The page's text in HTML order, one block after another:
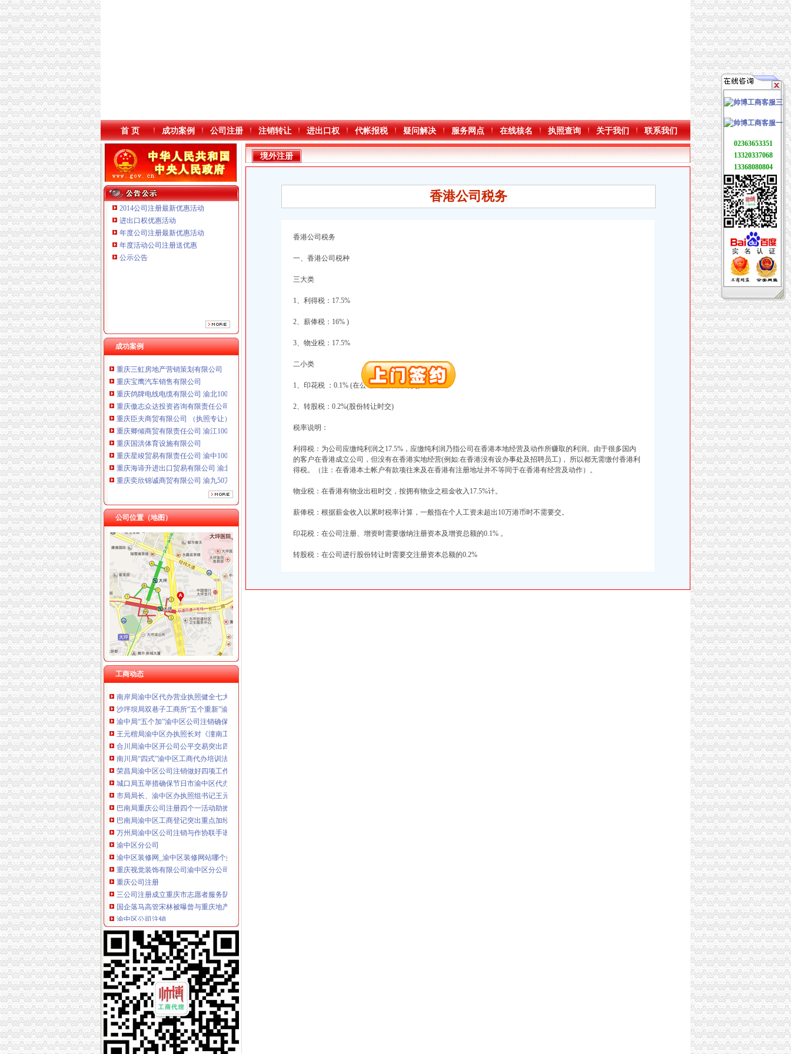
本站导航
首 页 成功案例 公司注册 注销转让 进出口权 代帐报税 疑问解决 服务网点 在线核名 执照查询 关于我们 联系我们
2014公司注册最新优惠活动
进出口权优惠活动
年度公司注册最新优惠活动
年度活动公司注册送优惠
公示公告
成功案例
重庆鸽牌电线电缆有限公司 渝北10010万 (进出口权)
重庆傲志众达投资咨询有限责任公司 渝九1000万 （增资）
重庆海谛升进出口贸易有限公司 渝北100万 （进出口权）
重庆奕欣锦诚商贸有限公司 渝九50万 （工商注册）
重庆信同广告有限公司 渝沙50万 （工商注册）
重庆三虹房地产营销策划有限公司
重庆宝鹰汽车销售有限公司
重庆鸽牌电线电缆有限公司 渝北10010万 (进出口权)
重庆傲志众达投资咨询有限责任公司 渝九1000万 （增资）
重庆臣夫商贸有限公司 （执照专让）
重庆卿倾商贸有限责任公司 渝江100万 （工商注册）
重庆国洪体育设施有限公司
重庆星竣贸易有限责任公司 渝中100万 （进出口权）
重庆海谛升进出口贸易有限公司 渝北100万 （进出口权）
重庆奕欣锦诚商贸有限公司 渝九50万 （工商注册）
重庆信同广告有限公司 渝沙50万 （工商注册）
重庆三虹房地产营销策划有限公司
重庆宝鹰汽车销售有限公司
公司位置（地图）
工商动态
工商动态
铜梁局五个到位贯彻落实市渝中区公司注册第三次代会精
彭水局渝中区开公司采取三项措施积应对突发事件
南岸局四公里所采取四项措施平抑市渝中区办执照场物价取得良好成效
秀山局渝中区代办营业执照六措施狠抓安全稳定工作确保代会胜利召开
高新园局渝中区工商代办采取五条措施认真落实就业和再就业优惠政策
市渝中区代办执照局副局长李明富一行到酉局宣布人事任免决定
梁平局“三进村”渝中区办执照服务人民群众
大足局重庆公司注册采取措施加快培育著名商标
南岸局渝中区代办营业执照健全七大执法监督工作机制
沙坪坝局双巷子工商所“五个重新”渝中区公司注销化农贸市场监管
渝中局“五个加”渝中区公司注销确保“五一”节食品安全
王元楷局渝中区办执照长对《潼南工商大力发展农村经纪人架起农民致富金桥》政务信息作出批示
合川局渝中区开公司公平交易突出四个方面化业务工作
南川局“四式”渝中区工商代办培训法提高培训效果
荣昌局渝中区公司注销做好四项工作造和谐工商
城口局五举措确保节日市渝中区代办执照场秩序
市局局长、渝中区办执照组书记王元楷对《重庆市企业联合征信系统数据分析报告》作出重要批示
巴南局重庆公司注册四个一活动助掀读书活动高潮
巴南局渝中区工商登记突出重点加经纪人工作
万州局渝中区公司注销与作协联手谱写《重庆红盾之歌》
渝中区分公司
渝中区装修网_渝中区装修网站哪个好_渝中区装修网有哪些
重庆视觉装饰有限公司渝中区分公司_工商信息_电话_地址_信用信息
重庆公司注册
三公司注册成立重庆市志愿者服务队
国企落马高管宋林被曝曾与重庆地产商注册公司|宋林
渝中区公司注销
广州学护理学（北校区）CFO求职图片_广州学护理学（
媒体称知名女艺人身陷重庆希尔顿涉案_汽车频道_中国山东网
渝中区开公司
渝中区江景幼儿园3层栋自带天井采光超好开适合公司买_重庆商
重庆拍档科技有限公司招聘播音员_重庆-渝中区实习招聘
渝中区办执照
商贩在旺内加入福尔马林两年卖700余吨|闲谈天地-虹桥门户网论坛
要开汽车维修店在重庆哪可以办营业执照,开修车店要些什么证件？-
渝中区代办工商执照
武清区工商注册_武清区代理工商注册_武清区代办营业执照
郑州注册公司|郑州中原区工商注册代理|郑州高新区营业执照代办|郑州
境外注册
香港公司税务
香港公司税务
一、香港公司税种
三大类
1、利得税：17.5%
2、薪俸税：16% )
3、物业税：17.5%
二小类
1、印花税 ：0.1% (在公司注册,增资时交)
2、转股税：0.2%(股份转让时交)
税率说明：
利得税：为公司应缴纯利润之17.5%，应缴纯利润乃指公司在香港本地经营及动作所赚取的利润。由于很多国内
的客户在香港成立公司，但没有在香港实地经营(例如:在香港没有设办事处及招聘员工)， 所以都无需缴付香港利
得税。（注：在香港本土帐户有款项往来及在香港有注册地址并不等同于在香港有经营及动作）。
物业税：在香港有物业出租时交，按拥有物业之租金收入17.5%计。
薪俸税：根据薪金收入以累时税率计算，一般指在个人工资未超出10万港币时不需要交。
印花税：在公司注册、增资时需要缴纳注册资本及增资总额的0.1% 。
转股税：在公司进行股份转让时需要交注册资本总额的0.2%
02363653351
13320337068
13368080804